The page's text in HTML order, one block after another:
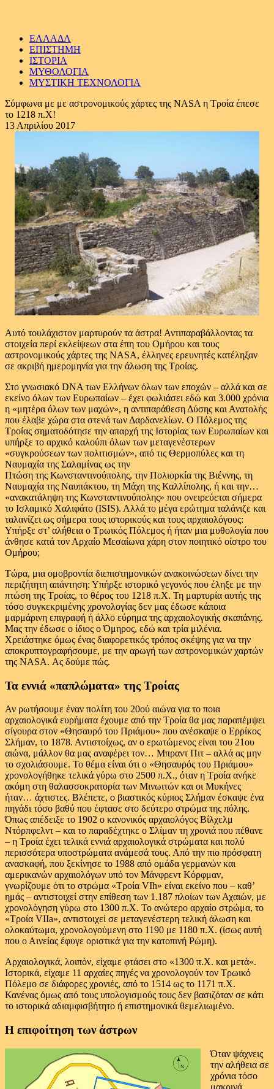
ΕΛΛΑΔΑ
ΕΠΙΣΤΗΜΗ
ΙΣΤΟΡΙΑ
ΜΥΘΟΛΟΓΙΑ
ΜΥΣΤΙΚΗ ΤΕΧΝΟΛΟΓΙΑ
Σύμφωνα με με αστρονομικούς χάρτες της NASA η Τροία έπεσε
το 1218 π.Χ!
13 Απριλίου 2017
Αυτό τουλάχιστον μαρτυρούν τα άστρα! Αντιπαραβάλλοντας τα
στοιχεία περί εκλείψεων στα έπη του Ομήρου και τους
αστρονομικούς χάρτες της NASA, έλληνες ερευνητές κατέληξαν
σε ακριβή ημερομηνία για την άλωση της Τροίας.
Στο γνωσιακό DNA των Ελλήνων όλων των εποχών – αλλά και σε
εκείνο όλων των Ευρωπαίων – έχει φωλιάσει εδώ και 3.000 χρόνια
η «μητέρα όλων των μαχών», η αντιπαράθεση Δύσης και Ανατολής
που έλαβε χώρα στα στενά των Δαρδανελίων. Ο Πόλεμος της
Τροίας σηματοδότησε την απαρχή της Ιστορίας των Ευρωπαίων και
υπήρξε το αρχικό καλούπι όλων των μεταγενέστερων
«συγκρούσεων των πολιτισμών», από τις Θερμοπύλες και τη
Ναυμαχία της Σαλαμίνας ως την
Πτώση της Κωνσταντινούπολης, την Πολιορκία της Βιέννης, τη
Ναυμαχία της Ναυπάκτου, τη Μάχη της Καλλίπολης, ή και την…
«ανακατάληψη της Κωνσταντινούπολης» που ονειρεύεται σήμερα
το Ισλαμικό Χαλιφάτο (ISIS). Αλλά το μέγα ερώτημα ταλάνιζε και
ταλανίζει ως σήμερα τους ιστορικούς και τους αρχαιολόγους:
Υπήρξε στ’ αλήθεια ο Τρωικός Πόλεμος ή ήταν μια μυθολογία που
άνθησε κατά τον Αρχαίο Μεσαίωνα χάρη στον ποιητικό οίστρο του
Ομήρου;
Τώρα, μια ομοβροντία διεπιστημονικών ανακοινώσεων δίνει την
περιζήτητη απάντηση: Υπήρξε ιστορικό γεγονός που έληξε με την
πτώση της Τροίας, το θέρος του 1218 π.Χ. Τη μαρτυρία αυτής της
τόσο συγκεκριμένης χρονολογίας δεν μας έδωσε κάποια
μαρμάρινη επιγραφή ή άλλο εύρημα της αρχαιολογικής σκαπάνης.
Μας την έδωσε ο ίδιος ο Όμηρος, εδώ και τρία μιλένια.
Χρειάστηκε όμως ένας διαφορετικός τρόπος σκέψης για να την
αποκρυπτογραφήσουμε, με την αρωγή των αστρονομικών χαρτών
της NASA. Ας δούμε πώς.
Τα εννιά «παπλώματα» της Τροίας
Αν ρωτήσουμε έναν πολίτη του 20ού αιώνα για το ποια
αρχαιολογικά ευρήματα έχουμε από την Τροία θα μας παραπέμψει
σίγουρα στον «Θησαυρό του Πριάμου» που ανέσκαψε ο Ερρίκος
Σλήμαν, το 1878. Αντιστοίχως, αν ο ερωτώμενος είναι του 21ου
αιώνα, μάλλον θα μας αναφέρει τον… Μπραντ Πιτ – αλλά ας μην
το σχολιάσουμε. Το θέμα είναι ότι ο «Θησαυρός του Πριάμου»
χρονολογήθηκε τελικά γύρω στο 2500 π.Χ., όταν η Τροία ανήκε
ακόμη στη θαλασσοκρατορία των Μινωιτών και οι Μυκήνες
ήταν… άχτιστες. Βλέπετε, ο βιαστικός κύριος Σλήμαν έσκαψε ένα
πηγάδι τόσο βαθύ που έφτασε στο δεύτερο στρώμα της πόλης.
Όπως απέδειξε το 1902 ο κανονικός αρχαιολόγος Βίλχελμ
Ντόρπφελντ – και το παραδέχτηκε ο Σλίμαν τη χρονιά που πέθανε
– η Τροία έχει τελικά εννιά αρχαιολογικά στρώματα και πολύ
περισσότερα υποστρώματα ανάμεσά τους. Από την πιο πρόσφατη
ανασκαφή, που ξεκίνησε το 1988 από ομάδα γερμανών και
αμερικανών αρχαιολόγων υπό τον Μάνφρεντ Κόρφμαν,
γνωρίζουμε ότι το στρώμα «Τροία VIh» είναι εκείνο που – καθ’
ημάς – αντιστοιχεί στην επίθεση των 1.187 πλοίων των Αχαιών, με
χρονολόγηση γύρω στο 1300 π.Χ. Το ανώτερο αρχαίο στρώμα, το
«Τροία VIIa», αντιστοιχεί σε μεταγενέστερη τελική άλωση και
ολοκαύτωμα, χρονολογούμενη στο 1190 με 1180 π.Χ. (ίσως αυτή
που ο Αινείας έφυγε οριστικά για την κατοπινή Ρώμη).
Αρχαιολογικά, λοιπόν, είχαμε φτάσει στο «1300 π.Χ. και μετά».
Ιστορικά, είχαμε 11 αρχαίες πηγές να χρονολογούν τον Τρωικό
Πόλεμο σε διάφορες χρονιές, από το 1514 ως το 1171 π.Χ.
Κανένας όμως από τους υπολογισμούς τους δεν βασιζόταν σε κάτι
το ιστορικά αδιαμφισβήτητο ή επιστημονικά θεμελιωμένο.
Η επιφοίτηση των άστρων
Όταν ψάχνεις
την αλήθεια σε
χρόνια τόσο
μακρινά